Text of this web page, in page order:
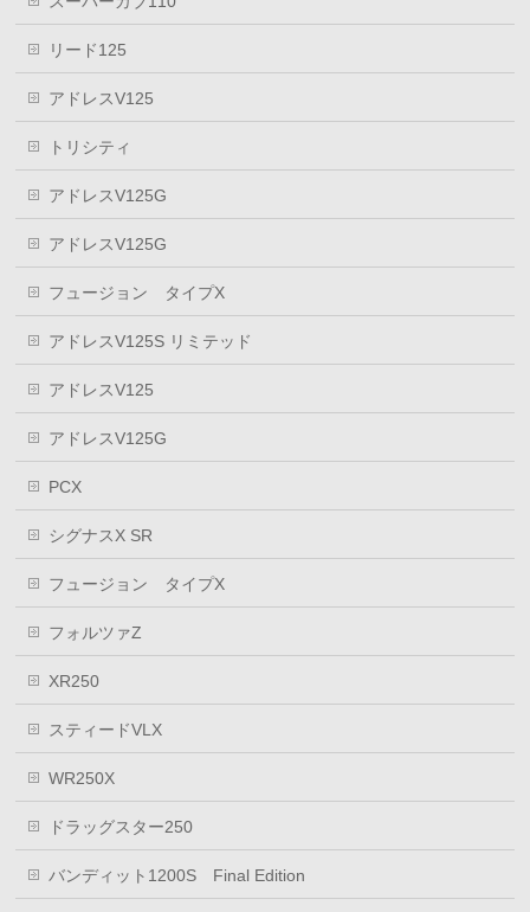
リード125
アドレスV125
トリシティ
アドレスV125G
アドレスV125G
フュージョン タイプX
アドレスV125S リミテッド
アドレスV125
アドレスV125G
PCX
シグナスX SR
フュージョン タイプX
フォルツァZ
XR250
スティードVLX
WR250X
ドラッグスター250
バンディット1200S Final Edition